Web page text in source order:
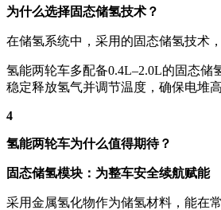
为什么选择固态储氢技术？
在储氢系统中，采用的固态储氢技术
氢能两轮车多配备0.4L–2.0L的固态
稳定释放氢气并调节温度，确保电堆
4
氢能两轮车为什么值得期待？
固态储氢模块：为整车安全续航赋能
采用金属氢化物作为储氢材料，能在